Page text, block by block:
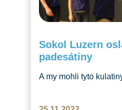
Sokol Luzern
padesátiny
A my mohli tyto